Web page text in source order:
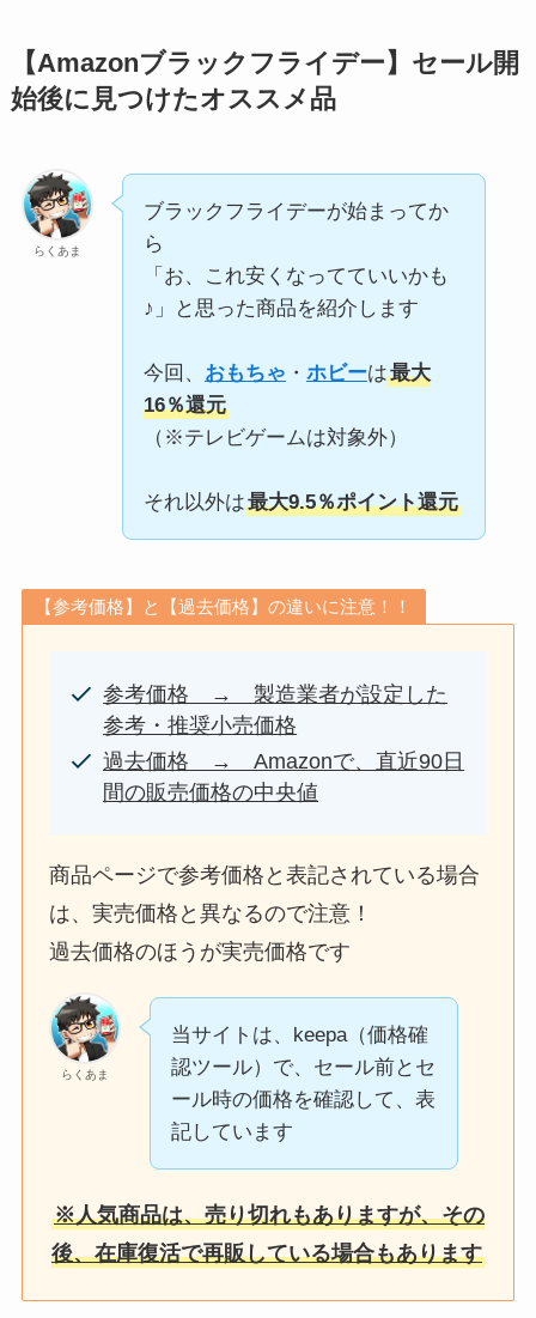
【Amazonブラックフライデー】セール開
始後に見つけたオススメ品
らくあま
ブラックフライデーが始まってか
ら
「お、これ安くなってていいかも
♪」と思った商品を紹介します
今回、 おもちゃ ・ ホビーは最大
16％還元
（※テレビゲームは対象外）
それ以外は最大9.5％ポイント還元
【参考価格】と【過去価格】の違いに注意！！
参考価格 → 製造業者が設定した
参考・推奨小売価格
過去価格 → Amazonで、直近90日
間の販売価格の中央値
商品ページで参考価格と表記されている場合
は、実売価格と異なるので注意！
過去価格のほうが実売価格です
らくあま
当サイトは、keepa（価格確
認ツール）で、セール前とセ
ール時の価格を確認して、表
記しています
※人気商品は、売り切れもありますが、その
後、在庫復活で再販している場合もあります